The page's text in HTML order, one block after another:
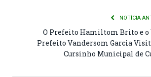
NOTÍCIA
O Prefeito Hamiltom Brito e o
Prefeito Vandersom Garcia
Cursinho Municipal de